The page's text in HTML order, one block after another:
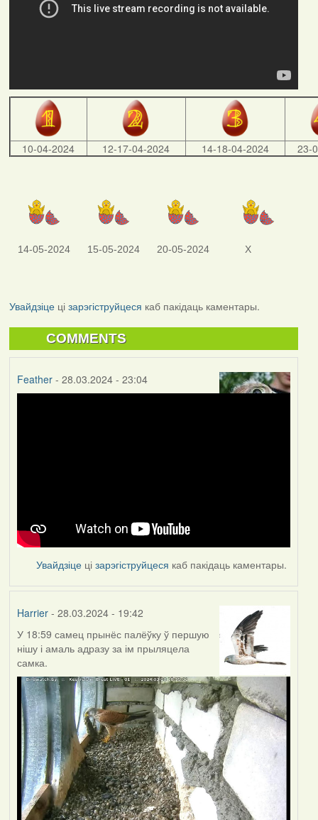
10-04-2024 12-17-04-2024 14-18-04-2024 23-
14-05-2024 15-05-2024 20-05-2024 X
Увайдзіцеці зарэгіструйцеся каб пакідаць каментары.
COMMENTS
Feather- 28.03.2024 - 23:04
Увайдзіце цізарэгіструйцеся каб пакідаць каментары.
Harrier- 28.03.2024 - 19:42
У 18:59 самец прынёс палёўку ў першую
нішу і амаль адразу за ім прыляцела
самка.